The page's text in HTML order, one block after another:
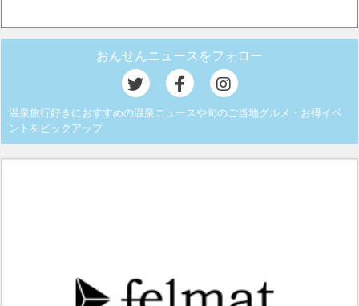
おんせんニュースをフォロー
温泉旅行好きにおすすめの温泉ニュースや旬のご当地グルメ・お得イベ
ントをピックアップ